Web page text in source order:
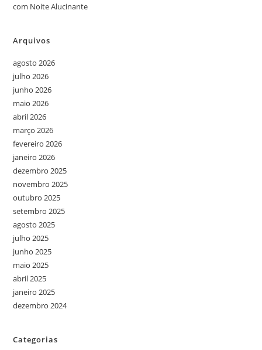
com Noite Alucinante
Arquivos
agosto 2026
julho 2026
junho 2026
maio 2026
abril 2026
março 2026
fevereiro 2026
janeiro 2026
dezembro 2025
novembro 2025
outubro 2025
setembro 2025
agosto 2025
julho 2025
junho 2025
maio 2025
abril 2025
janeiro 2025
dezembro 2024
Categorias